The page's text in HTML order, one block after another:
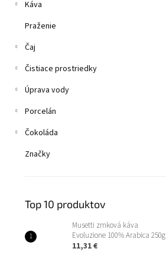
Káva
Praženie
Čaj
Čistiace prostriedky
Úprava vody
Porcelán
Čokoláda
Značky
Top 10 produktov
Musetti zrnková káva
Evoluzione 100% Arabica 250g
11,31 €